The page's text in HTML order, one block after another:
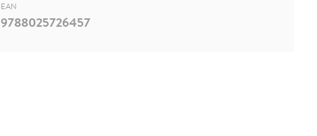
EAN
9788025726457